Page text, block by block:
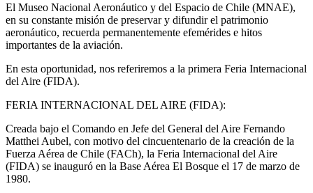
El Museo Nacional Aeronáutico y del Espacio de Chile (MNAE),
en su constante misión de preservar y difundir el patrimonio
aeronáutico, recuerda permanentemente efemérides e hitos
importantes de la aviación.
En esta oportunidad, nos referiremos a la primera Feria Internacional
del Aire (FIDA).
FERIA INTERNACIONAL DEL AIRE (FIDA):
Creada bajo el Comando en Jefe del General del Aire Fernando
Matthei Aubel, con motivo del cincuentenario de la creación de la
Fuerza Aérea de Chile (FACh), la Feria Internacional del Aire
(FIDA) se inauguró en la Base Aérea El Bosque el 17 de marzo de
1980.